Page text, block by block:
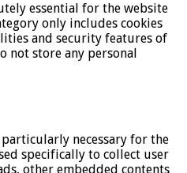
essential for the website
only includes cookies
and security features of
not store any personal
necessary for the
specifically to collect user
other embedded contents